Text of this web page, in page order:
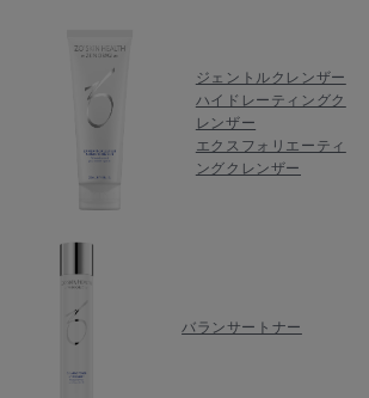
ジェントルクレンザー
ハイドレーティングク
レンザー
エクスフォリエーティ
ングクレンザー
バランサートナー